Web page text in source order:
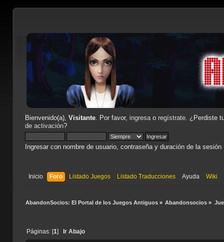
Bienvenido(a), Visitante. Por favor, ingresao regístrate. ¿Perdiste
de activación?
Ingresar con nombre de usuario, contraseña y duración de la sesión
Inicio Foro Listado Juegos Listado Traducciones Ayuda Wiki
AbandonSocios: El Portal de los Juegos Antiguos» Abandonsocios »
Páginas: [1] Ir Abajo